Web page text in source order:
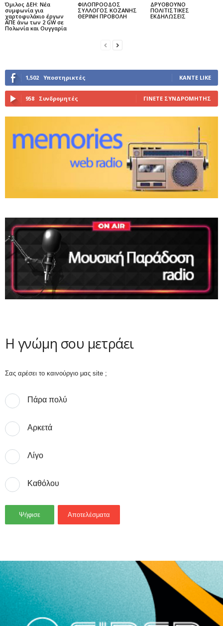
Όμιλος ΔΕΗ: Νέα
συμφωνία για
χαρτοφυλάκιο έργων
ΑΠΕ άνω των 2 GW σε
Πολωνία και Ουγγαρία
ΦΙΛΟΠΡΟΟΔΟΣ
ΣΥΛΛΟΓΟΣ ΚΟΖΑΝΗΣ
ΘΕΡΙΝΗ ΠΡΟΒΟΛΗ
ΔΡΥΟΒΟΥΝΟ
ΠΟΛΙΤΙΣΤΙΚΕΣ
ΕΚΔΗΛΩΣΕΙΣ
1,502 Υποστηρικτές ΚΆΝΤΕ LIKE
958 Συνδρομητές ΓΊΝΕΤΕ ΣΥΝΔΡΟΜΗΤΉΣ
Η γνώμη σου μετράει
Σας αρέσει το καινούργιο μας site ;
Πάρα πολύ
Αρκετά
Λίγο
Καθόλου
Ψήφισε Αποτελέσματα
- Advertisement -